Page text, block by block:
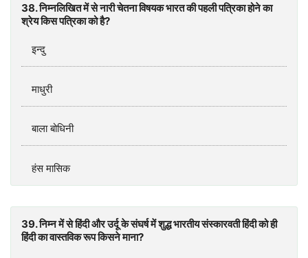
38. निम्नलिखित में से नारी चेतना विषयक भारत की पहली पत्रिका होने का
श्रेय किस पत्रिका को है?
इन्दु
माधुरी
बाला बोधिनी
हंस मासिक
39. निम्न में से हिंदी और उर्दू के संघर्ष में शुद्ध भारतीय संस्कारवती हिंदी को ही
हिंदी का वास्तविक रूप किसने माना?